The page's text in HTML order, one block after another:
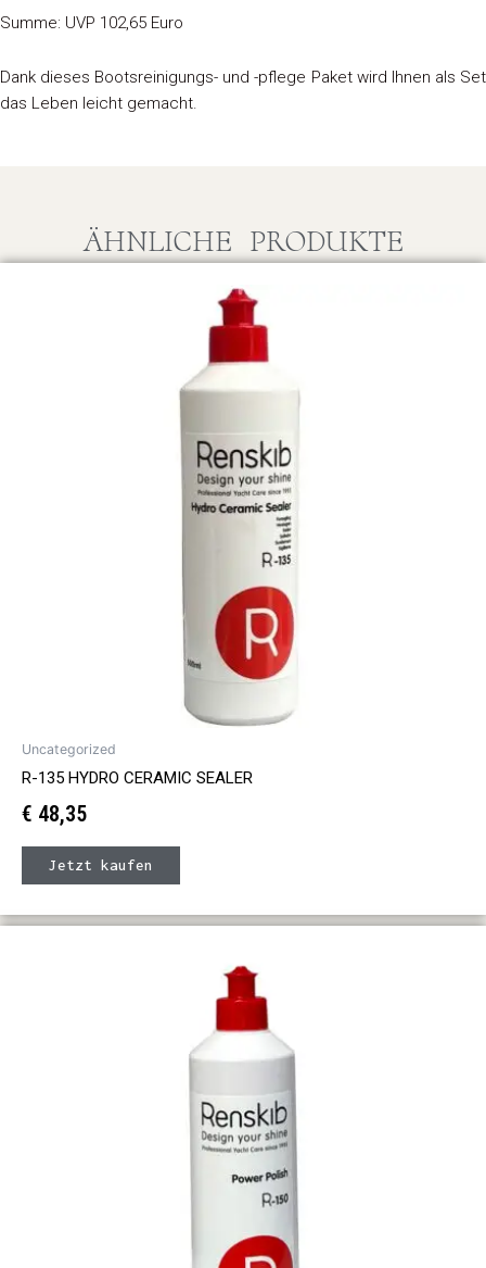
Summe: UVP 102,65 Euro
Dank dieses Bootsreinigungs- und -pflege Paket wird Ihnen als Set
das Leben leicht gemacht.
ÄHNLICHE PRODUKTE
Uncategorized
R-135 HYDRO CERAMIC SEALER
€ 48,35
Jetzt kaufen